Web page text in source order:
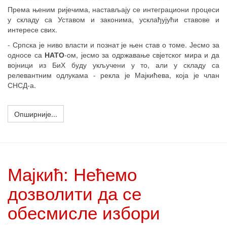
Према њеним ријечима, настављају се интеграциони процеси
у складу са Уставом и законима, усклађујући ставове и
интересе свих.
- Српска је ниво власти и познат је њен став о томе. Јесмо за
односе са НАТО-ом, јесмо за одржавање свјетског мира и да
војници из БиХ буду укључени у то, али у складу са
релевантним одлукама - рекла је Мајкићева, која је члан
СНСД-а.
Опширније...
Мајкић: Нећемо
дозволити да се
обесмисле избори